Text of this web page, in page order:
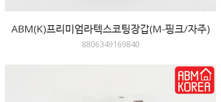
ABM(K)프리미엄라텍스코팅장갑(M-핑크/자주)
8806349169840